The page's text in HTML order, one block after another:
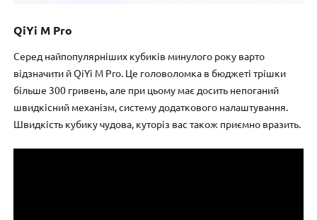
QiYi M Pro
Серед найпопулярніших кубиків минулого року варто
відзначити й QiYi M Pro. Це головоломка в бюджеті трішки
більше 300 гривень, але при цьому має досить непоганий
швидкісний механізм, систему додаткового налаштування.
Швидкість кубику чудова, куторіз вас також приємно вразить.